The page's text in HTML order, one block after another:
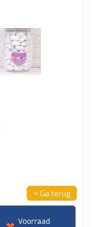
< Ga terug
Voorraad